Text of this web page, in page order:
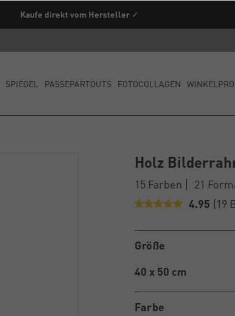
Warenwert von 79€ innerhalb Deutschland (außer
Kaufe direkt vom Hersteller ✓
SPIEGEL PASSEPARTOUTS FOTOCOLLAGEN
Holz
15 Farben
21
4.95 (19
Größe
40 x 50 cm
Farbe